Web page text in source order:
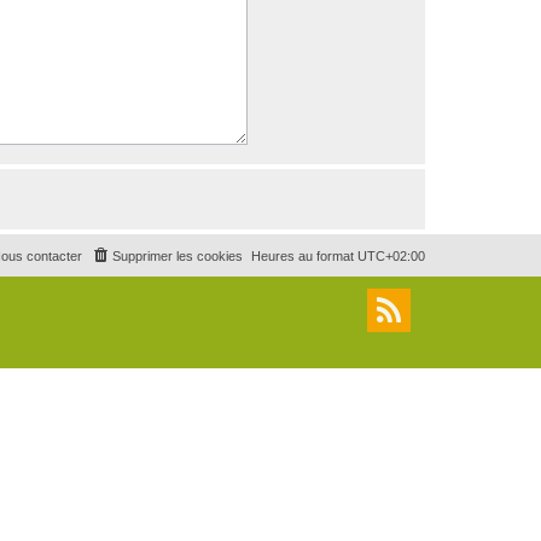
Heures au format UTC+02:00
Supprimer les cookies
contacter